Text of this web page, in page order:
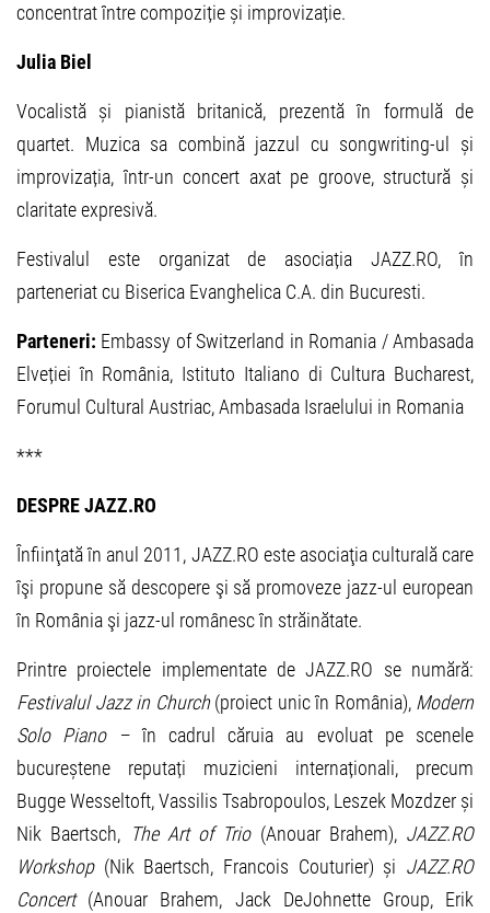
concentrat între compoziție și improvizație.
Julia Biel
Vocalistă și pianistă britanică, prezentă în formulă de
quartet. Muzica sa combină jazzul cu songwriting-ul și
improvizația, într-un concert axat pe groove, structură și
claritate expresivă.
Festivalul este organizat de asociația JAZZ.RO, în
parteneriat cu Biserica Evanghelica C.A. din Bucuresti.
Parteneri: Embassy of Switzerland in Romania / Ambasada
Elveției în România, Istituto Italiano di Cultura Bucharest,
Forumul Cultural Austriac, Ambasada Israelului in Romania
***
DESPRE JAZZ.RO
Înfiinţată în anul 2011, JAZZ.RO este asociaţia culturală care
îşi propune să descopere şi să promoveze jazz-ul european
în România şi jazz-ul românesc în străinătate.
Printre proiectele implementate de JAZZ.RO se numără:
Festivalul Jazz in Church(proiect unic în România), Modern
Solo Piano –în cadrul căruia au evoluat pe scenele
bucureștene reputați muzicieni internaționali, precum
Bugge Wesseltoft, Vassilis Tsabropoulos, Leszek Mozdzer și
Nik Baertsch, The Art of Trio(Anouar Brahem), JAZZ.RO
Workshop(Nik Baertsch, Francois Couturier) și JAZZ.RO
Concert(Anouar Brahem, Jack DeJohnette Group, Erik